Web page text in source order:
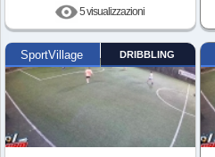
5 visualizzazioni
SportVillage DRIBBLING